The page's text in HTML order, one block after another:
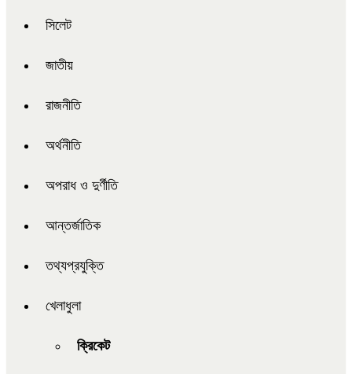
সিলেট
জাতীয়
রাজনীতি
অর্থনীতি
অপরাধ ও দুর্ণীতি
আন্তর্জাতিক
তথ্যপ্রযুক্তি
খেলাধুলা
ক্রিকেট